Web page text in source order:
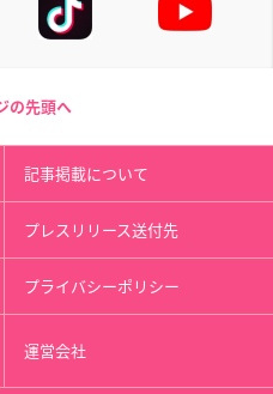
の先頭へ
記事掲載について
プレスリリース送付先
プライバシーポリシー
運営会社